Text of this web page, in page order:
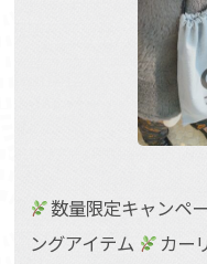
数量限定キャンペ
ングアイテム
カー